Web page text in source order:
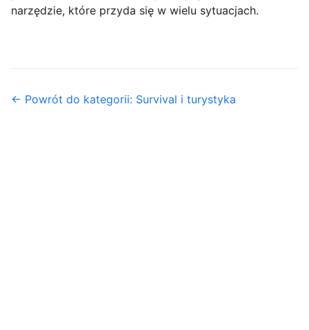
narzędzie, które przyda się w wielu sytuacjach.
← Powrót do kategorii: Survival i turystyka